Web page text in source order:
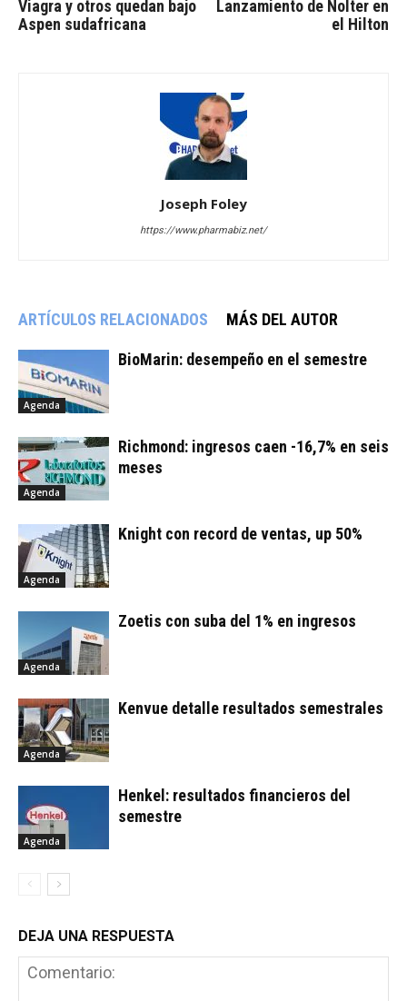
Viagra y otros quedan bajo
Aspen sudafricana
Lanzamiento de Nolter en
el Hilton
Joseph Foley
https://www.pharmabiz.net/
ARTÍCULOS RELACIONADOS MÁS DEL AUTOR
Agenda
BioMarin: desempeño en el semestre
Agenda
Richmond: ingresos caen -16,7% en seis
meses
Agenda
Knight con record de ventas, up 50%
Agenda
Zoetis con suba del 1% en ingresos
Agenda
Kenvue detalle resultados semestrales
Agenda
Henkel: resultados financieros del
semestre
DEJA UNA RESPUESTA